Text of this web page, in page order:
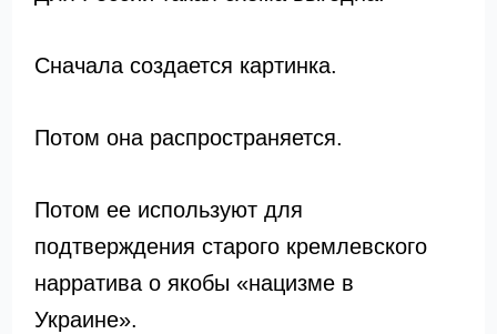
Сначала создается картинка.
Потом она распространяется.
Потом ее используют для
подтверждения старого кремлевского
нарратива о якобы «нацизме в
Украине».